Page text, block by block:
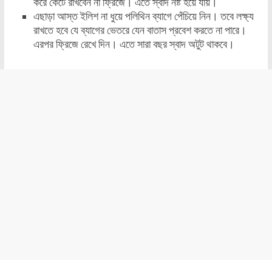
এছাড়া আস্ত ইলিশ না ধুয়ে পলিথিন ব্যাগে পেঁচিয়ে নিন। তবে লক্ষ্য
রাখতে হবে যে ব্যাগের ভেতরে যেন বাতাস প্রবেশ করতে না পারে।
এরপর ফ্রিজে রেখে দিন। এতে সারা বছর স্বাদ অটুট থাকবে।